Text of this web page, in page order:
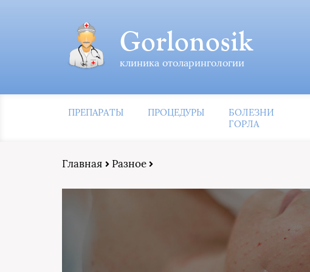
Gorlonosik
клиника отоларингологии
ПРЕПАРАТЫ ПРОЦЕДУРЫ
БОЛЕЗНИ
ГОРЛА
Главная Разное